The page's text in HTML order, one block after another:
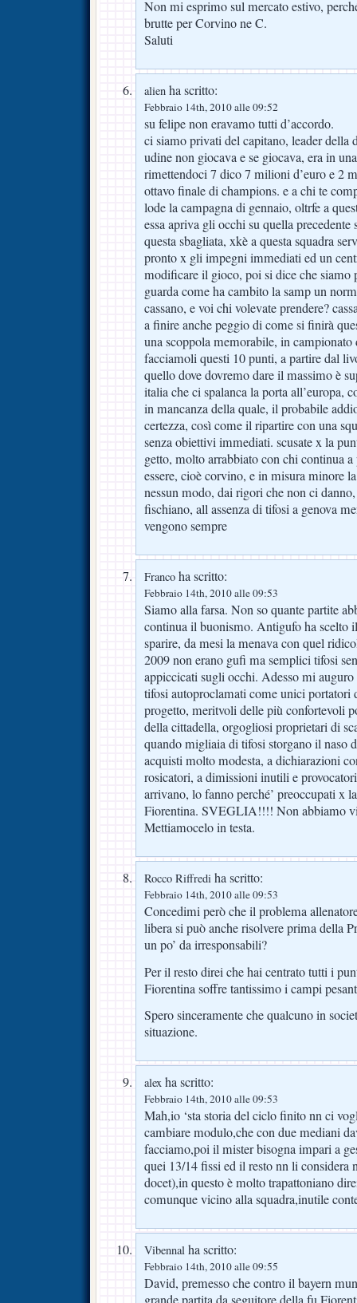
Non mi esprimo sul mercato estivo,
brutte per Corvino ne C.
Saluti
alien ha scritto:
Febbraio 14th, 2010 alle 09:52
su felipe non eravamo tutti d’accordo.
ci siamo privati del capitano, leader della
udine non giocava e se giocava, era in
rimettendoci 7 dico 7 milioni d’euro e 2
ottavo finale di champions. e a chi te
lode la campagna di gennaio, oltrfe a
essa apriva gli occhi su quella precedente
questa sbagliata, xkè a questa squadra
pronto x gli impegni immediati ed un
modificare il gioco, poi si dice che siamo
guarda come ha cambito la samp un
cassano, e voi chi volevate prendere?
a finire anche peggio di come si finirà
una scoppola memorabile, in campionato
facciamoli questi 10 punti, a partire dal
quello dove dovremo dare il massimo è
italia che ci spalanca la porta all’europa,
in mancanza della quale, il probabile
certezza, così come il ripartire con una
senza obiettivi immediati. scusate x la
getto, molto arrabbiato con chi continua
essere, cioè corvino, e in misura minore
nessun modo, dai rigori che non ci
fischiano, all assenza di tifosi a genova
vengono sempre
Franco ha scritto:
Febbraio 14th, 2010 alle 09:53
Siamo alla farsa. Non so quante partite
continua il buonismo. Antigufo ha scelto
sparire, da mesi la menava con quel
2009 non erano gufi ma semplici tifosi
appiccicati sugli occhi. Adesso mi
tifosi autoproclamati come unici portatori
progetto, meritvoli delle più confortevoli
della cittadella, orgogliosi proprietari di
quando migliaia di tifosi storgano il naso
acquisti molto modesta, a dichiarazioni
rosicatori, a dimissioni inutili e
arrivano, lo fanno perché’ preoccupati x
Fiorentina. SVEGLIA!!!! Non abbiamo
Mettiamocelo in testa.
Rocco Riffredi ha scritto:
Febbraio 14th, 2010 alle 09:53
Concedimi però che il problema
libera si può anche risolvere prima della
un po’ da irresponsabili?
Per il resto direi che hai centrato tutti i
Fiorentina soffre tantissimo i campi
Spero sinceramente che qualcuno in
situazione.
alex ha scritto:
Febbraio 14th, 2010 alle 09:53
Mah,io ‘sta storia del ciclo finito nn ci
cambiare modulo,che con due mediani
facciamo,poi il mister bisogna impari a
quei 13/14 fissi ed il resto nn li considera
docet),in questo è molto trapattoniano
comunque vicino alla squadra,inutile
Vibennal ha scritto:
Febbraio 14th, 2010 alle 09:55
David, premesso che contro il bayern